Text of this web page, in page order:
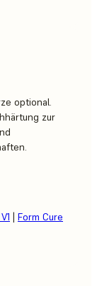
optional.
zur
| Form Cure